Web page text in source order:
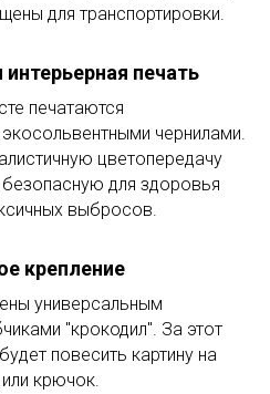
для транспортировки.
печать
печатаются
чернилами.
цветопередачу
для здоровья
выбросов.
крепление
универсальным
"крокодил". За этот
повесить картину на
крючок.